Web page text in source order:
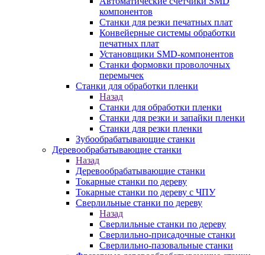
компонентов
Станки для резки печатных плат
Конвейерные системы обработки
печатных плат
Установщики SMD-компонентов
Станки формовки проволочных
перемычек
Станки для обработки пленки
Назад
Станки для обработки пленки
Станки для резки и запайки пленки
Станки для резки пленки
Зубообрабатывающие станки
Деревообрабатывающие станки
Назад
Деревообрабатывающие станки
Токарные станки по дереву
Токарные станки по дереву с ЧПУ
Сверлильные станки по дереву
Назад
Сверлильные станки по дереву
Сверлильно-присадочные станки
Сверлильно-пазовальные станки